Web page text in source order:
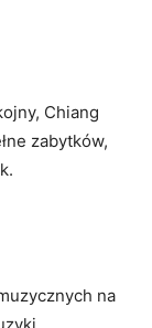
Chiang
zabytków,
na